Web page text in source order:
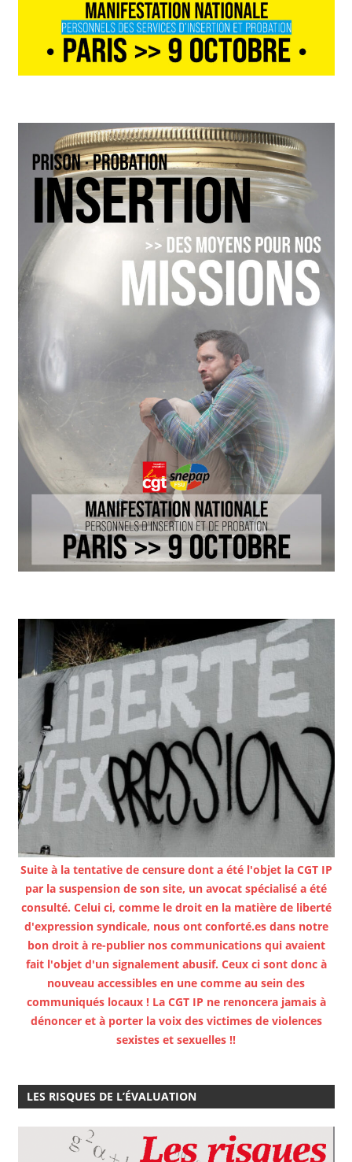
Suite à la tentative de censure dont a été l'objet la CGT IP
par la suspension de son site, un avocat spécialisé a été
consulté. Celui ci, comme le droit en la matière de liberté
d'expression syndicale, nous ont conforté.es dans notre
bon droit à re-publier nos communications qui avaient
fait l'objet d'un signalement abusif. Ceux ci sont donc à
nouveau accessibles en une comme au sein des
communiqués locaux ! La CGT IP ne renoncera jamais à
dénoncer et à porter la voix des victimes de violences
sexistes et sexuelles !!
LES RISQUES DE L’ÉVALUATION